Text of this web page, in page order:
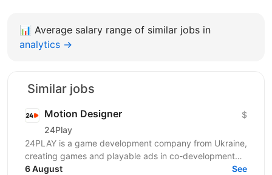
📊 Average salary range of similar jobs in
analytics →
Similar jobs
Motion Designer
24Play
$
24PLAY is a game development company from Ukraine,
creating games and playable ads in co-development
6 August See